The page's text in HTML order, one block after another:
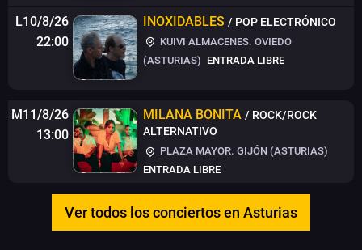
L10/8/26
22:00
INOXIDABLES / POP ELECTRÓNICO
KUIVI ALMACENES. OVIEDO
(ASTURIAS) ENTRADA LIBRE
M11/8/26
13:00
MILANA BONITA / ROCK/ROCK
ALTERNATIVO
PLAZA MAYOR. GIJÓN (ASTURIAS)
ENTRADA LIBRE
Ver todos los conciertos en Asturias